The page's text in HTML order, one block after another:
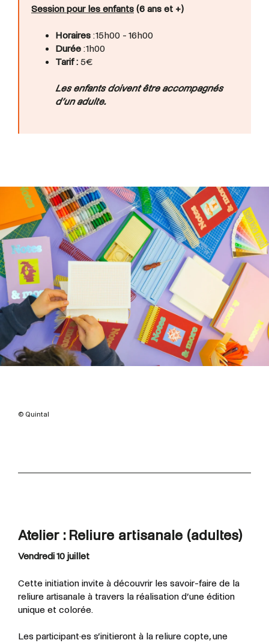
Session pour les enfants (6 ans et +)
Horaires : 15h00 - 16h00
Durée : 1h00
Tarif : 5€
Les enfants doivent être accompagnés
d’un adulte.
© Quintal
Atelier : Reliure artisanale (adultes)
Vendredi 10 juillet
Cette initiation invite à découvrir les savoir-faire de la
reliure artisanale à travers la réalisation d’une édition
unique et colorée.
Les participant·es s’initieront à la reliure copte, une